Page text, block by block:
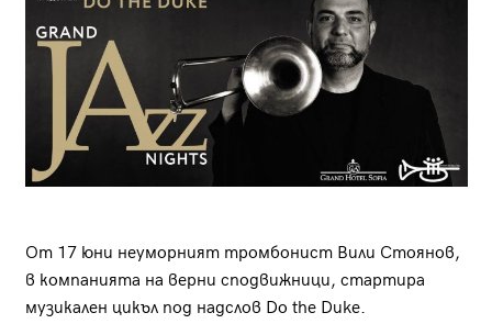
От 17 юни неуморният тромбонист Вили Стоянов,
в компанията на верни сподвижници, стартира
музикален цикъл под надслов Do the Duke.